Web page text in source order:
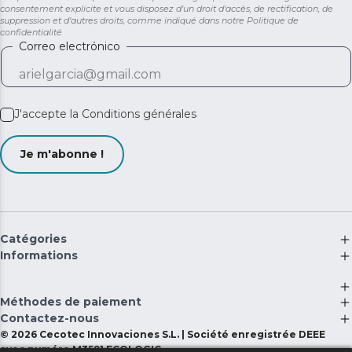
consentement explicite et vous disposez d'un droit d'accès, de rectification, de
suppression et d'autres droits, comme indiqué dans notre Politique de
confidentialité
Correo electrónico
J'accepte la Conditions générales
Je m'abonne !
Catégories
Informations
Méthodes de paiement
Contactez-nous
© 2026 Cecotec Innovaciones S.L. | Société enregistrée DEEE
avec numéro M3591 ECOLOGIC